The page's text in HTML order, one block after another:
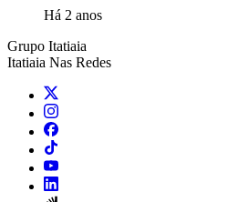
Há 2 anos
Grupo Itatiaia
Itatiaia Nas Redes